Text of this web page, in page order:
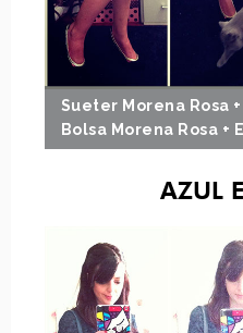
Sueter Morena Rosa
Bolsa Morena Rosa +
AZUL